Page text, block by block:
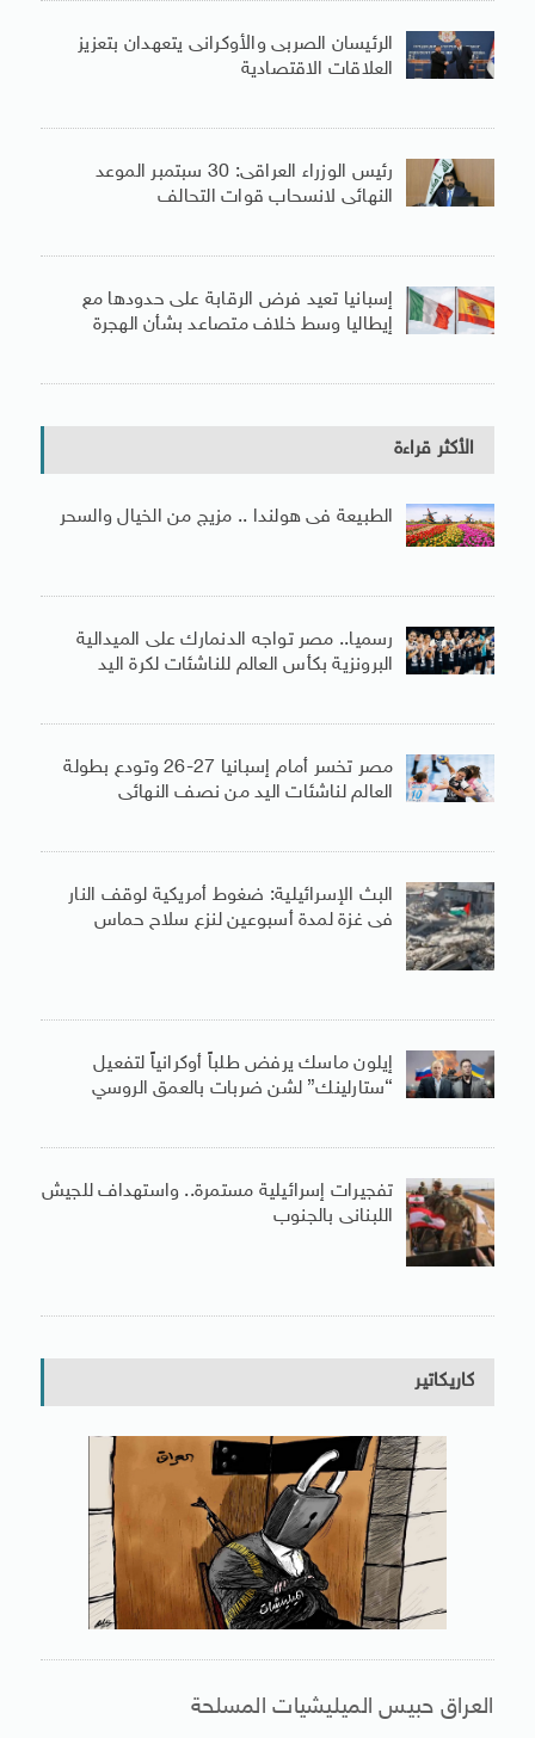
الرئيسان الصربى والأوكرانى يتعهدان بتعزيز
العلاقات الاقتصادية
رئيس الوزراء العراقى: 30 سبتمبر الموعد
النهائى لانسحاب قوات التحالف
إسبانيا تعيد فرض الرقابة على حدودها مع
إيطاليا وسط خلاف متصاعد بشأن الهجرة
الأكثر قراءة
الطبيعة فى هولندا .. مزيج من الخيال والسحر
رسميا.. مصر تواجه الدنمارك على الميدالية
البرونزية بكأس العالم للناشئات لكرة اليد
مصر تخسر أمام إسبانيا 27-26 وتودع بطولة
العالم لناشئات اليد من نصف النهائى
البث الإسرائيلية: ضغوط أمريكية لوقف النار
فى غزة لمدة أسبوعين لنزع سلاح حماس
إيلون ماسك يرفض طلباً أوكرانياً لتفعيل
“ستارلينك” لشن ضربات بالعمق الروسي
تفجيرات إسرائيلية مستمرة.. واستهداف للجيش
اللبنانى بالجنوب
كاريكاتير
العراق حبيس الميليشيات المسلحة